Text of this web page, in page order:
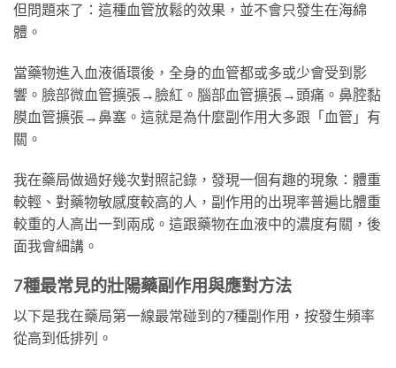
但問題來了：這種血管放鬆的效果，並不會只發生在海綿
體。
當藥物進入血液循環後，全身的血管都或多或少會受到影
響。臉部微血管擴張→臉紅。腦部血管擴張→頭痛。鼻腔黏
膜血管擴張→鼻塞。這就是為什麼副作用大多跟「血管」有
關。
我在藥局做過好幾次對照記錄，發現一個有趣的現象：體重
較輕、對藥物敏感度較高的人，副作用的出現率普遍比體重
較重的人高出一到兩成。這跟藥物在血液中的濃度有關，後
面我會細講。
7種最常見的壯陽藥副作用與應對方法
以下是我在藥局第一線最常碰到的7種副作用，按發生頻率
從高到低排列。